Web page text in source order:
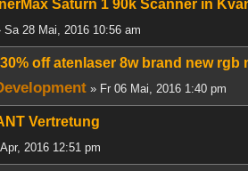
Saturn 1 90k Scanner in
Sa 28 Mai, 2016 10:56 am
off atenlaser 8w brand new rgb
» Fr 06 Mai, 2016 1:40 pm
Vertretung
2016 12:51 pm